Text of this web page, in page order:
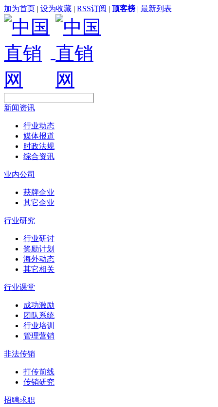
加为首页 | 设为收藏 | RSS订阅 | 顶客榜 | 最新列表
新闻资讯
行业动态
媒体报道
时政法规
综合资讯
业内公司
获牌企业
其它企业
行业研究
行业研讨
奖励计划
海外动态
其它相关
行业课堂
成功激励
团队系统
行业培训
管理营销
非法传销
打传前线
传销研究
招聘求职